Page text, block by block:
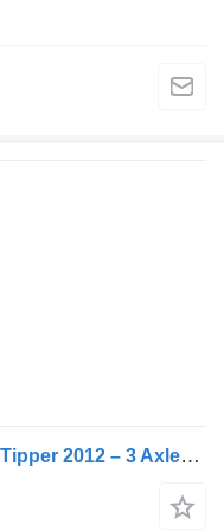
Benalu C39C17 Benalu C39C17 Tipper 2012 – 3 Axles – Aluminium – 32.8 To